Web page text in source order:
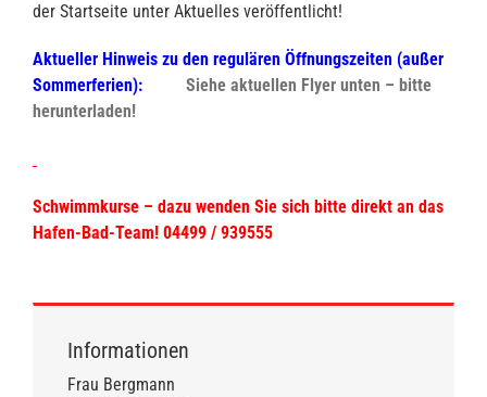
der Startseite unter Aktuelles veröffentlicht!
Aktueller Hinweis zu den regulären Öffnungszeiten (außer
Sommerferien):
Siehe aktuellen Flyer unten – bitte
herunterladen!
Schwimmkurse – dazu wenden Sie sich bitte direkt an das
Hafen-Bad-Team! 04499 / 939555
Informationen
Frau Bergmann